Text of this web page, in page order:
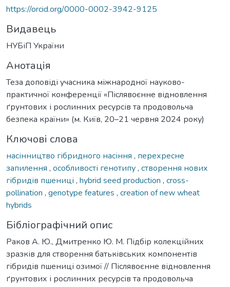
https://orcid.org/0000-0002-3942-9125
Видавець
НУБіП України
Анотація
Теза доповіді учасника міжнародної науково-
практичної конференції «Післявоєнне відновлення
ґрунтових і рослинних ресурсів та продовольча
безпека країни» (м. Київ, 20–21 червня 2024 року)
Ключові слова
насінництво гібридного насіння , перехресне
запилення , особливості генотипу, створення нових
гібридів пшениці , hybrid seed production , cross-
pollination , genotype features , creation of new wheat
hybrids
Бібліографічний опис
Раков А. Ю., Дмитренко Ю. М. Підбір колекційних
зразків для створення батьківських компонентів
гібридів пшениці озимої // Післявоєнне відновлення
ґрунтових і рослинних ресурсів та продовольча